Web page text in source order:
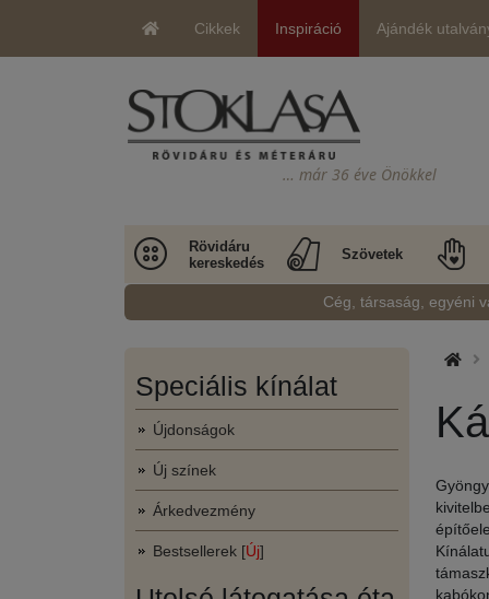
Cikkek Inspiráció Ajándék
… már 36 éve Önökkel
Rövidáru
kereskedés
Szövetek
Cég, társaság, egyéni
Speciális kínálat
Újdonságok
Új színek
Árkedvezmény
Bestsellerek [Új]